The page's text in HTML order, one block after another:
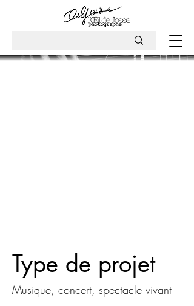
Type de projet
Musique, concert, spectacle vivant